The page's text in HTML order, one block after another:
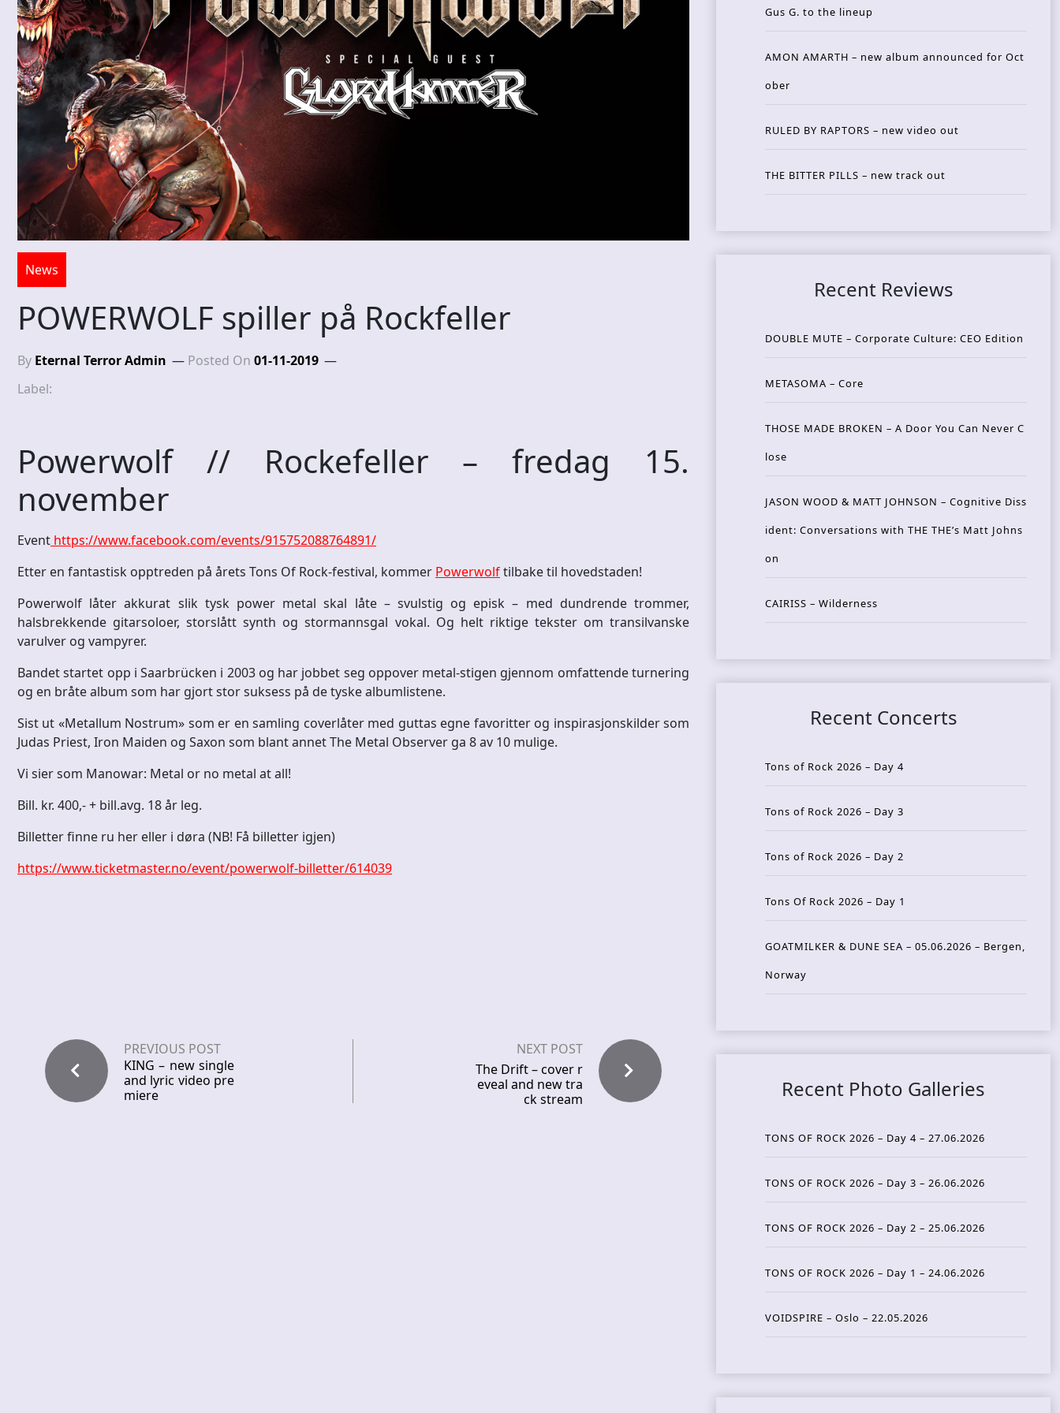
News
POWERWOLF spiller på Rockfeller
By Eternal Terror Admin Posted On 01-11-2019
Label:
Powerwolf // Rockefeller – fredag 15.
november
Event https://www.facebook.com/events/915752088764891/
Etter en fantastisk opptreden på årets Tons Of Rock-festival, kommer Powerwolftilbake til hovedstaden!
Powerwolf låter akkurat slik tysk power metal skal låte – svulstig og episk – med dundrende trommer,
halsbrekkende gitarsoloer, storslått synth og stormannsgal vokal. Og helt riktige tekster om transilvanske
varulver og vampyrer.
Bandet startet opp i Saarbrücken i 2003 og har jobbet seg oppover metal-stigen gjennom omfattende turnering
og en bråte album som har gjort stor suksess på de tyske albumlistene.
Sist ut «Metallum Nostrum» som er en samling coverlåter med guttas egne favoritter og inspirasjonskilder som
Judas Priest, Iron Maiden og Saxon som blant annet The Metal Observer ga 8 av 10 mulige.
Vi sier som Manowar: Metal or no metal at all!
Bill. kr. 400,- + bill.avg. 18 år leg.
Billetter finne ru her eller i døra (NB! Få billetter igjen)
https://www.ticketmaster.no/event/powerwolf-billetter/614039
PREVIOUS POST
KING – new single
and lyric video pre
miere
NEXT POST
The Drift – cover r
eveal and new tra
ck stream
Gus G. to the lineup
AMON AMARTH – new album announced for Oct
ober
RULED BY RAPTORS – new video out
THE BITTER PILLS – new track out
Recent Reviews
DOUBLE MUTE – Corporate Culture: CEO Edition
METASOMA – Core
THOSE MADE BROKEN – A Door You Can Never C
lose
JASON WOOD & MATT JOHNSON – Cognitive Diss
ident: Conversations with THE THE’s Matt Johns
on
CAIRISS – Wilderness
Recent Concerts
Tons of Rock 2026 – Day 4
Tons of Rock 2026 – Day 3
Tons of Rock 2026 – Day 2
Tons Of Rock 2026 – Day 1
GOATMILKER & DUNE SEA – 05.06.2026 – Bergen,
Norway
Recent Photo Galleries
TONS OF ROCK 2026 – Day 4 – 27.06.2026
TONS OF ROCK 2026 – Day 3 – 26.06.2026
TONS OF ROCK 2026 – Day 2 – 25.06.2026
TONS OF ROCK 2026 – Day 1 – 24.06.2026
VOIDSPIRE – Oslo – 22.05.2026